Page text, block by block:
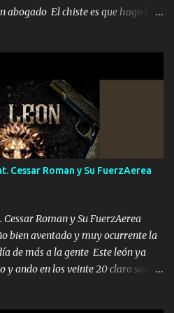
abogado El chiste es que hago lo
de level trucha mis plebes Música
a veces me ven la cachucha de lado
veces me fajó una super o a veces
todas las generaciones yo
que quiero pues así soy me mandó
paro el dedo soy hocicon un
importa no saben nada falsas
corriente no quieren ve...
Cessar Roman y Su FuerzAerea
Roman y Su FuerzAerea
bien aventado y muy ocurrente la
de más a la gente Este león ya
ando en los veinte 20 claro son